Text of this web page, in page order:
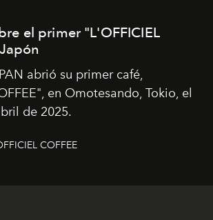
el primer "L'OFFICIEL
abrió su primer café,
en Omotesando, Tokio, el
de 2025.
COFFEE